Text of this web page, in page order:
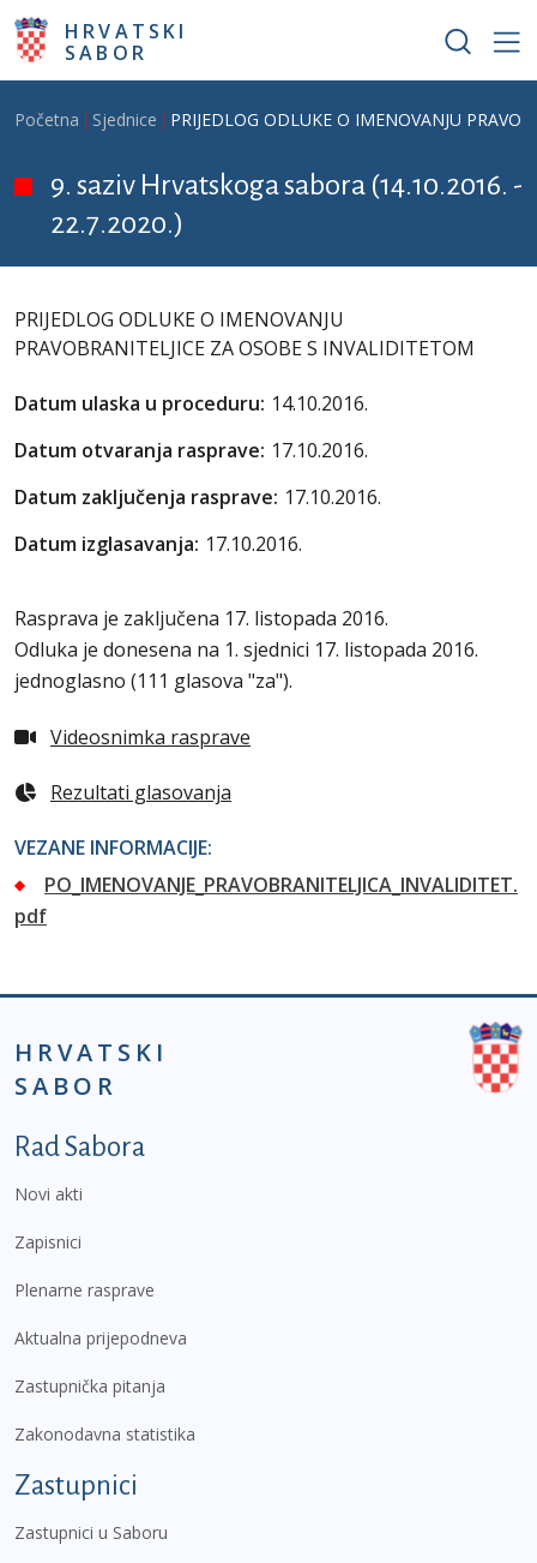
Skoči na glavni sadržaj
HRVATSKI
SABOR
Breadcrumb
Početna Sjednice PRIJEDLOG ODLUKE O IMENOVANJU
9. saziv Hrvatskoga sabora (14.10.2016. -
22.7.2020.)
PRIJEDLOG ODLUKE O IMENOVANJU
PRAVOBRANITELJICE ZA OSOBE S INVALIDITETOM
Datum ulaska u proceduru: 14.10.2016.
Datum otvaranja rasprave: 17.10.2016.
Datum zaključenja rasprave: 17.10.2016.
Datum izglasavanja: 17.10.2016.
Rasprava je zaključena 17. listopada 2016.
Odluka je donesena na 1. sjednici 17. listopada 2016.
jednoglasno (111 glasova "za").
Videosnimka rasprave
Rezultati glasovanja
VEZANE INFORMACIJE:
PO_IMENOVANJE_PRAVOBRANITELJICA_INVALIDITET.
pdf
HRVATSKI
SABOR
Podnožje prvi izbornik
Rad Sabora
Novi akti
Zapisnici
Plenarne rasprave
Aktualna prijepodneva
Zastupnička pitanja
Zakonodavna statistika
Zastupnici
Zastupnici u Saboru